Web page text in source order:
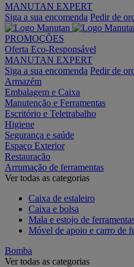
MANUTAN EXPERT
Siga a sua encomenda Pedir de
PROMOÇÕES
Oferta Eco-Responsável
MANUTAN EXPERT
Siga a sua encomenda Pedir de
Armazém
Embalagem e Caixa
Manutenção e Ferramentas
Escritório e Teletrabalho
Higiene
Segurança e saúde
Espaço Exterior
Restauração
Arrumação de ferramentas
Ver todas as categorias
Caixa de estaleiro
Caixa e bolsa
Mala e estojo de
Móvel de apoio e carro de
Bomba
Ver todas as categorias